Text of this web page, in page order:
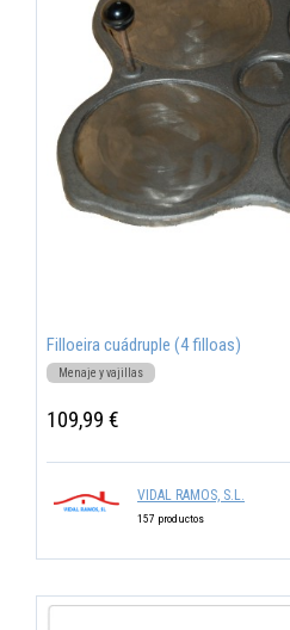
Filloeira cuádruple (4 filloas)
Menaje y vajillas
109,99 €
VIDAL RAMOS, S.L.
157 productos